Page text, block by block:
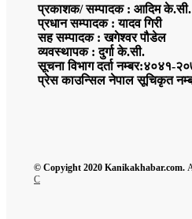
प्रकाशक/ सम्पादक : आदिम के.सी.
प्रधान सम्पादक : यादव गिरी
सह सम्पादक : खगेश्वर पौडेल
व्यवस्थापक : दुर्गा के.सी.
सूचना विभाग दर्ता नम्बर:४०४१-
प्रेस काउन्सिल नेपाल सूचिकृत
© Copyight 2020 Kanikakhabar.com.
C